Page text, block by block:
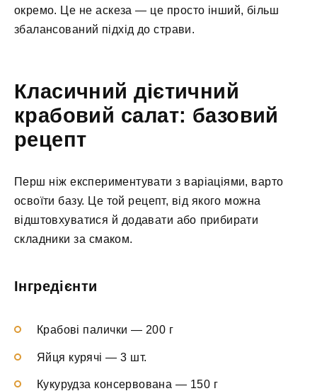
окремо. Це не аскеза — це просто інший, більш
збалансований підхід до страви.
Класичний дієтичний
крабовий салат: базовий
рецепт
Перш ніж експериментувати з варіаціями, варто
освоїти базу. Це той рецепт, від якого можна
відштовхуватися й додавати або прибирати
складники за смаком.
Інгредієнти
Крабові палички — 200 г
Яйця курячі — 3 шт.
Кукурудза консервована — 150 г